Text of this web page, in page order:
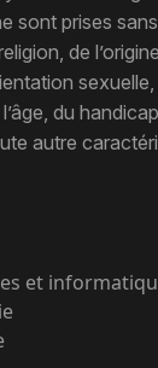
sont prises
de
du
autre
et